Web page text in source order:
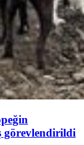
görevlendirildi